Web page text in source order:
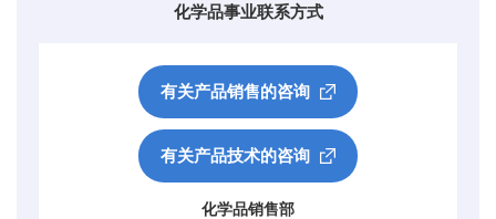
化学品事业联系方式
有关产品销售的咨询
有关产品技术的咨询
化学品销售部